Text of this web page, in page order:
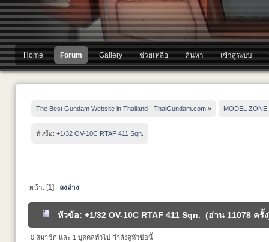
Home Forum Gallery ช่วยเหลือ ค้นหา เข้าสู่ระบบ
The Best Gundam Website in Thailand - ThaiGundam.com » MODEL ZONE
หัวข้อ: +1/32 OV-10C RTAF 411 Sqn.
หน้า: [1] ลงล่าง
หัวข้อ: +1/32 OV-10C RTAF 411 Sqn. (อ่าน 11078 ครั้
0 สมาชิก และ 1 บุคคลทั่วไป กำลังดูหัวข้อนี้